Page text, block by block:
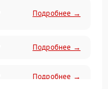
Подробнее →
Подробнее →
Подробнее →